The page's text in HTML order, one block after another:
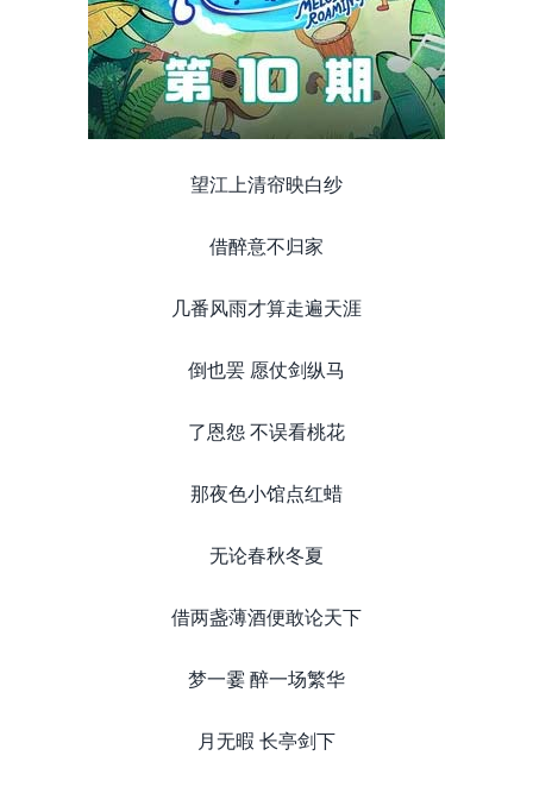
望江上清帘映白纱
借醉意不归家
几番风雨才算走遍天涯
倒也罢 愿仗剑纵马
了恩怨 不误看桃花
那夜色小馆点红蜡
无论春秋冬夏
借两盏薄酒便敢论天下
梦一霎 醉一场繁华
月无暇 长亭剑下